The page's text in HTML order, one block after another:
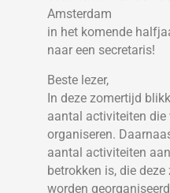
Amsterdam
in het komende
naar een secretaris!
Beste lezer,
In deze zomertijd
aantal activiteiten
organiseren.
aantal activiteiten
betrokken is, die
worden